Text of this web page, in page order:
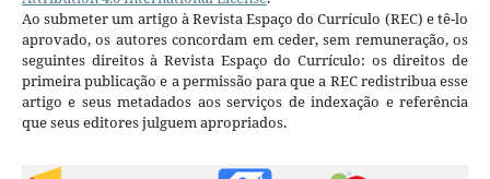
Ao submeter um artigo à Revista Espaço do Currículo (REC) e tê-lo
aprovado, os autores concordam em ceder, sem remuneração, os
seguintes direitos à Revista Espaço do Currículo: os direitos de
primeira publicação e a permissão para que a REC redistribua esse
artigo e seus metadados aos serviços de indexação e referência
que seus editores julguem apropriados.